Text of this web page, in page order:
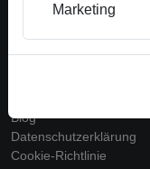
041 525 33 77
Blog
Datenschutzerklärung
Cookie-Richtlinie
Marketing